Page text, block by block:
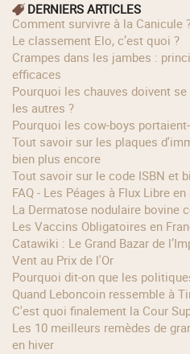
DERNIERS ARTICLES
Comment survivre à la Canicule
Le classement Elo, c’est quoi ?
Crampes dans les jambes : principales causes et solutions
efficaces
Pourquoi les chauves doivent se méfier du soleil bien plus que
les autres ?
Pourquoi les cow‑boys
Tout savoir sur les plaques d'immatriculation françaises et
bien plus encore
Tout savoir sur le code ISBN et
FAQ - Les Péages à Flux Libre
La Dermatose nodulaire bovine
Les Vaccins Obligatoires en
Catawiki : Le Grand Bazar de l’Imposture ou l'Art de Vendre du
Vent au Prix de l'Or
Pourquoi dit-on que les
Quand Leboncoin ressemble à
C'est quoi finalement la Cour
Les 10 meilleurs remèdes de grand-mère qu'il faut connaître
en hiver